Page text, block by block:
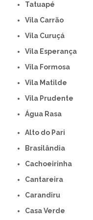
Tatuapé
Vila Carrão
Vila Curuçá
Vila Esperança
Vila Formosa
Vila Matilde
Vila Prudente
Água Rasa
Alto do Pari
Brasilândia
Cachoeirinha
Cantareira
Carandiru
Casa Verde